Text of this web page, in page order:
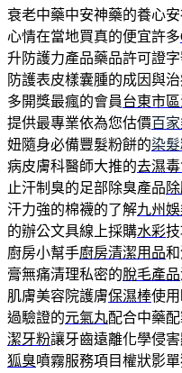
衰老中藥中安神藥的養心
心情在當地買真的便宜許多
升防護力產品藥品許可證
防護表皮樣囊腫的成因與
多開獎最瘋的會員台東市
提供最專業依為您估價百
妞隨身必備豐髮粉餅的染
病皮膚科醫師大推的去濕
止汗制臭的足部除臭產品
汗力強的棉襪的了解九州
的辦公文具線上採購水彩
廚房小幫手廚房清潔用品
膏無痛清理私密的脫毛產品
肌膚美容院護膚保濕棒使
過驗證的元氣丸配合中藥
潔牙粉讓牙齒遠離化學侵
狐臭噴霧服務項目權狀影